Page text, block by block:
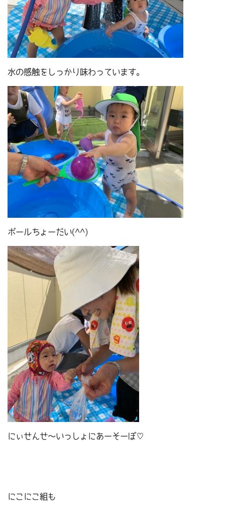
水の感触をしっかり味わっています。
ボールちょーだい(^^)
にぃせんせ～いっしょにあーそーぼ♡
にこにこ組も